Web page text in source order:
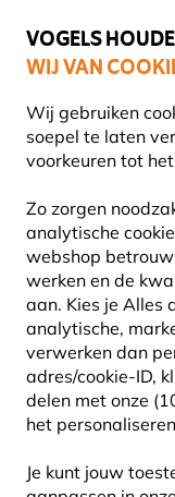
VOGELS
WIJ VAN
Wij gebruiken
soepel te laten
voorkeuren tot
Zo zorgen
analytische
webshop
werken en de
aan. Kies je Alles
analytische,
verwerken dan
adres/cookie-ID,
delen met onze
het
Je kunt jouw
10% KORTING